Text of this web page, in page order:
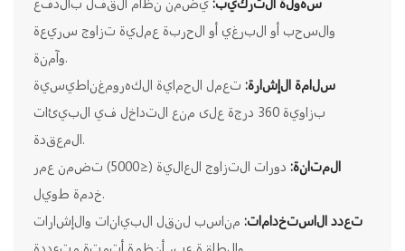
والسحب أو البرغي أو الحربة عملية تزاوج سريعة
وآمنة.
سلامة الإشارة:تعمل الحماية الكهرومغناطيسية
بزاوية 360 درجة على منع التداخل في البيئات
المعقدة.
المتانة:
دورات التزاوج العالية (≥5000) تضمن عمر
خدمة طويل.
تعدد الاستخدامات:مناسب لنقل البيانات والإشارات